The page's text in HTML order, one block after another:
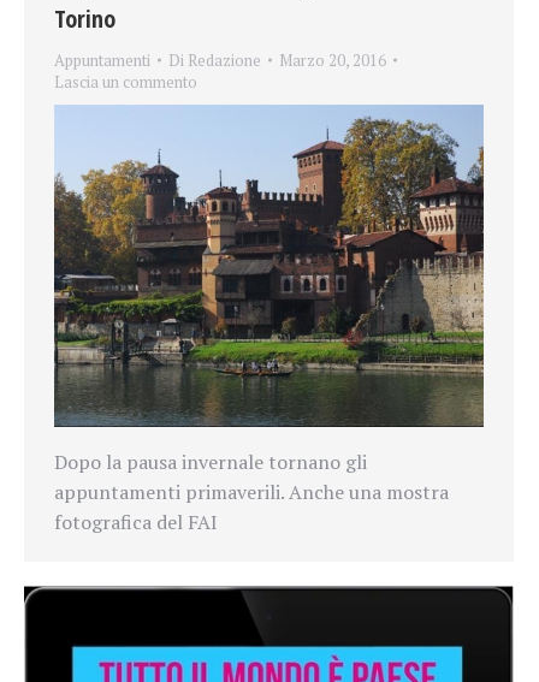
Torino
Appuntamenti Di Redazione
Marzo 20, 2016
Lascia un commento
Dopo la pausa invernale tornano gli
appuntamenti primaverili. Anche una mostra
fotografica del FAI